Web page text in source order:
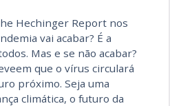
Hechinger Report nos
vai acabar? É a
Mas e se não acabar?
que o vírus circulará
próximo. Seja uma
climática, o futuro da